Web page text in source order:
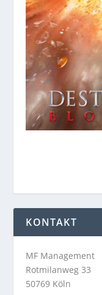
KONTAKT
MF Management
Rotmilanweg 33
50769 Köln